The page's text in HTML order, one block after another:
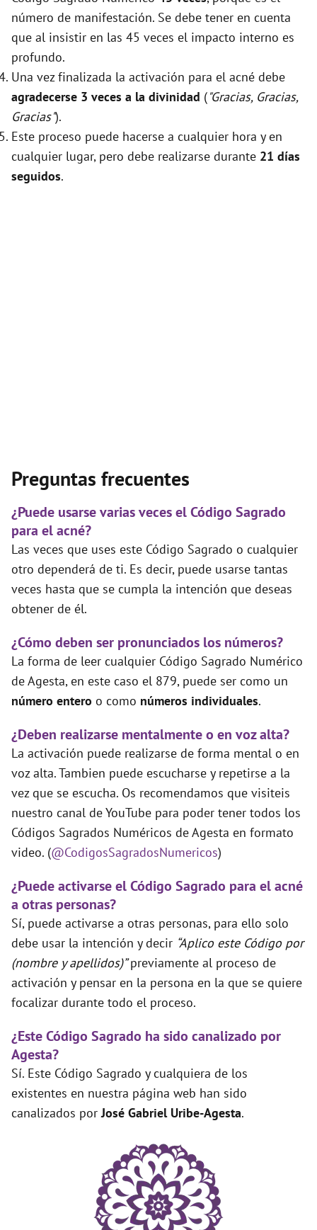
número de manifestación. Se debe tener en cuenta
que al insistir en las 45 veces el impacto interno es
profundo.
Una vez finalizada la activación para el acné debe
agradecerse 3 veces a la divinidad ("Gracias, Gracias,
Gracias").
Este proceso puede hacerse a cualquier hora y en
cualquier lugar, pero debe realizarse durante 21 días
seguidos.
Preguntas frecuentes
¿Puede usarse varias veces el Código Sagrado
para el acné?
Las veces que uses este Código Sagrado o cualquier
otro dependerá de ti. Es decir, puede usarse tantas
veces hasta que se cumpla la intención que deseas
obtener de él.
¿Cómo deben ser pronunciados los números?
La forma de leer cualquier Código Sagrado Numérico
de Agesta, en este caso el 879, puede ser como un
número entero o como números individuales.
¿Deben realizarse mentalmente o en voz alta?
La activación puede realizarse de forma mental o en
voz alta. Tambien puede escucharse y repetirse a la
vez que se escucha. Os recomendamos que visiteis
nuestro canal de YouTube para poder tener todos los
Códigos Sagrados Numéricos de Agesta en formato
video. (@CodigosSagradosNumericos)
¿Puede activarse el Código Sagrado para el acné
a otras personas?
Sí, puede activarse a otras personas, para ello solo
debe usar la intención y decir “Aplico este Código por
(nombre y apellidos)”previamente al proceso de
activación y pensar en la persona en la que se quiere
focalizar durante todo el proceso.
¿Este Código Sagrado ha sido canalizado por
Agesta?
Sí. Este Código Sagrado y cualquiera de los
existentes en nuestra página web han sido
canalizados porJosé Gabriel Uribe-Agesta.